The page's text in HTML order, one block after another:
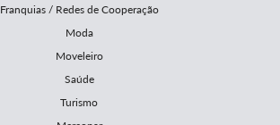
Franquias / Redes de Cooperação
Moda
Moveleiro
Saúde
Turismo